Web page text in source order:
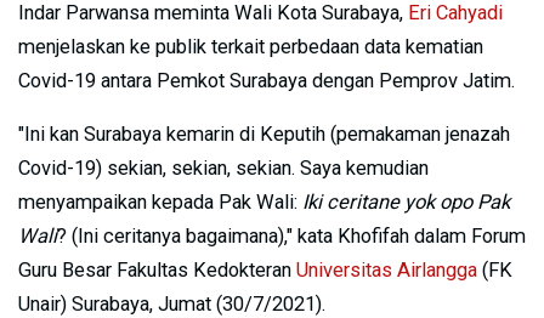
Indar Parwansa meminta Wali Kota Surabaya, Eri Cahyadi
menjelaskan ke publik terkait perbedaan data kematian
Covid-19 antara Pemkot Surabaya dengan Pemprov Jatim.
"Ini kan Surabaya kemarin di Keputih (pemakaman jenazah
Covid-19) sekian, sekian, sekian. Saya kemudian
menyampaikan kepada Pak Wali: Iki ceritane yok opo Pak
Wali? (Ini ceritanya bagaimana)," kata Khofifah dalam Forum
Guru Besar Fakultas Kedokteran Universitas Airlangga (FK
Unair) Surabaya, Jumat (30/7/2021).